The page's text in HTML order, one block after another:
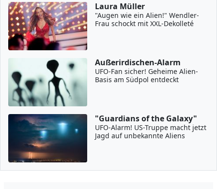
Laura Müller
"Augen wie ein Alien!" Wendler-
Frau schockt mit XXL-Dekolleté
Außerirdischen-Alarm
UFO-Fan sicher! Geheime Alien-
Basis am Südpol entdeckt
"Guardians of the Galaxy"
UFO-Alarm! US-Truppe macht jetzt
Jagd auf unbekannte Aliens